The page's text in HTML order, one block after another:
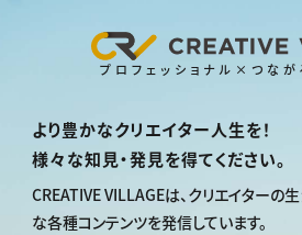
プロフェッショナル×つな
より豊かなクリエイター人生を！
様々な知見・発見を得てください。
CREATIVE VILLAGEは、クリエイターの
な各種コンテンツを発信しています。